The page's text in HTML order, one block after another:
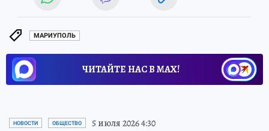
МАРИУПОЛЬ
ЧИТАЙТЕ НАС В МАХ!
НОВОСТИ ОБЩЕСТВО 5 июля 2026 4:30